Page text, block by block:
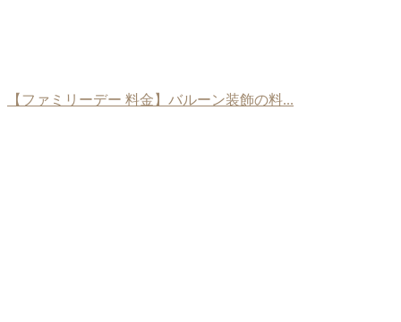
【ファミリーデー 料金】バルーン装飾の料...